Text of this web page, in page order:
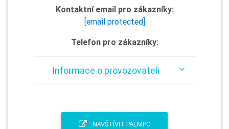
Kontaktní email pro zákazníky:
[email protected]
Telefon pro zákazníky:
Informace o provozovateli
NAVŠTÍVIT PALMPC